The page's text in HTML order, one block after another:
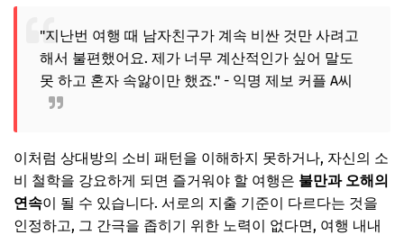
단기 여행(1~3일) & 예산이 비교적 적다면: '번갈아 결제'와
'간편 정산 앱'
장기 여행(4일 이상) & 예산 규모가 크다면: '공동 계좌' 또는
'전용 앱'으로 체계적인 관리
📌 지금 뜨는 꿀정보! 놓치지 마세요
자주 묻는 질문
"지난번 여행 때 남자친구가 계속 비싼 것만 사려고
해서 불편했어요. 제가 너무 계산적인가 싶어 말도
못 하고 혼자 속앓이만 했죠." - 익명 제보 커플 A씨
이처럼 상대방의 소비 패턴을 이해하지 못하거나, 자신의 소
비 철학을 강요하게 되면 즐거워야 할 여행은 불만과 오해의
연속이 될 수 있습니다. 서로의 지출 기준이 다르다는 것을
인정하고, 그 간극을 좁히기 위한 노력이 없다면, 여행 내내